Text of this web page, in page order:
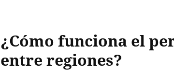
¿Cómo funciona el
entre regiones?